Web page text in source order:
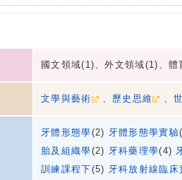
國文領域(1)、外文領域(1)、
文學與藝術 、 歷史思維 、
牙體形態學(2) 牙體形態學實驗
胎及組織學(2) 牙科藥理學(4)
訓練課程下(5) 牙科放射線臨床